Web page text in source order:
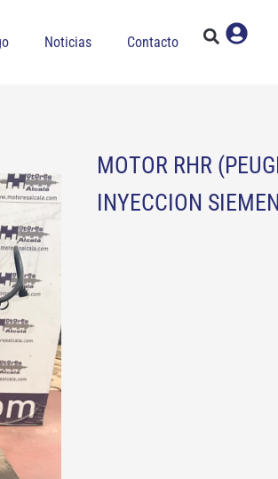
Noticias Contacto
MOTOR RHR
INYECCION